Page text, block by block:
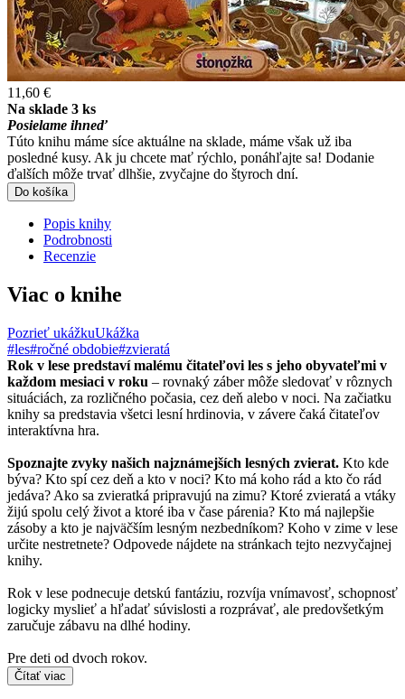
11,60 €
Na sklade 3 ks
Posielame ihneď
Túto knihu máme síce aktuálne na sklade, máme však už iba
posledné kusy. Ak ju chcete mať rýchlo, ponáhľajte sa! Dodanie
ďalších môže trvať dlhšie, zvyčajne do štyroch dní.
Do košíka
Popis knihy
Podrobnosti
Recenzie
Viac o knihe
Pozrieť ukážkuUkážka
#les#ročné obdobie#zvieratá
Rok v lese predstaví malému čitateľovi les s jeho obyvateľmi v
každom mesiaci v roku – rovnaký záber môže sledovať v rôznych
situáciách, za rozličného počasia, cez deň alebo v noci. Na začiatku
knihy sa predstavia všetci lesní hrdinovia, v závere čaká čitateľov
interaktívna hra.
Spoznajte zvyky našich najznámejších lesných zvierat. Kto kde
býva? Kto spí cez deň a kto v noci? Kto má koho rád a kto čo rád
jedáva? Ako sa zvieratká pripravujú na zimu? Ktoré zvieratá a vtáky
žijú spolu celý život a ktoré iba v čase párenia? Kto má najlepšie
zásoby a kto je najväčším lesným nezbedníkom? Koho v zime v lese
určite nestretnete? Odpovede nájdete na stránkach tejto nezvyčajnej
knihy.
Rok v lese podnecuje detskú fantáziu, rozvíja vnímavosť, schopnosť
logicky myslieť a hľadať súvislosti a rozprávať, ale predovšetkým
zaručuje zábavu na dlhé hodiny.
Pre deti od dvoch rokov.
Čítať viac